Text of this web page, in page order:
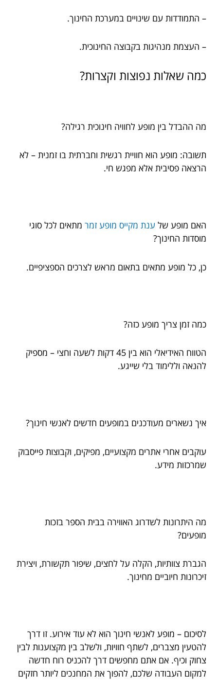
– התמודדות עם שינויים במערכת החינוך.
– העצמת מנהיגות בקבוצה החינוכית.
כמה שאלות נפוצות וקצרות?
מה ההבדל בין מופע לחוויה חינוכית רגילה?
תשובה: מופע הוא חוויית רגשית וחברתית בו זמנית – לא
הרצאה פסיבית אלא מפגש חי.
האם מופע של ענת מקייס מופע זמר מתאים לכל סוגי
מוסדות החינוך?
כן, כל מופע מתאים בתאום מראש לצרכים הספציפיים.
כמה זמן צריך מופע כזה?
הטווח האידיאלי הוא בין 45 דקות לשעה וחצי – מספיק
להנאה וללימוד בלי שייגע.
איך נשארים מעודכנים במופעים חדשים לאנשי חינוך?
עוקבים אחרי אתרים מקצועיים, מפיקים, וקבוצות פייסבוק
שמרכזות מידע.
מה היתרונות לשדרוג האווירה בבית הספר בזכות
מופעים?
הגברת צוותיות, הקלה על לחצים, שיפור תקשורת, ויצירת
זיכרונות חיוביים מחינוך.
לסיכום – מופע לאנשי חינוך הוא לא עוד אירוע. זו דרך
להטעין מצברים, לשתף חוויות, ולשלב בין מקצוענות לבין
צחוק וכיף. אם אתם מחפשים דרך להכניס רוח חדשה
למקום העבודה שלכם, להפוך את המחנכים ליותר חזקים